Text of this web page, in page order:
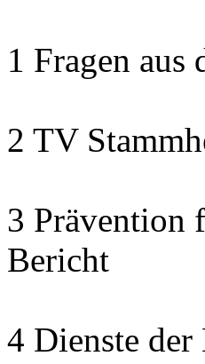
1 Fragen aus
2 TV
3 Prävention
Bericht
4 Dienste